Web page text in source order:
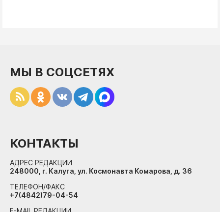
МЫ В СОЦСЕТЯХ
КОНТАКТЫ
АДРЕС РЕДАКЦИИ
248000, г. Калуга, ул. Космонавта Комарова, д. 36
ТЕЛЕФОН/ФАКС
+7(4842)79-04-54